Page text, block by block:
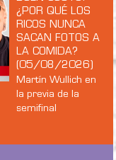
¿POR QUÉ LOS
RICOS NUNCA
SACAN FOTOS A
LA COMIDA?
(05/08/2026)
Martín Wullich en
la previa de la
semifinal